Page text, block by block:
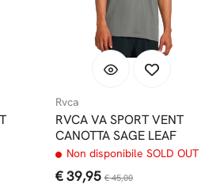
Rvca
RVCA VA SPORT VENT
CANOTTA SAGE LEAF
Non disponibile SOLD OUT
€ 39,95 € 45,00